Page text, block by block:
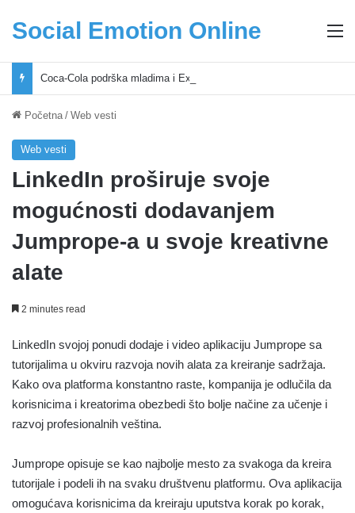
Social Emotion Online
Početna / Web vesti
Web vesti
LinkedIn proširuje svoje
mogućnosti dodavanjem
Jumprope-a u svoje kreativne
alate
2 minutes read
LinkedIn svojoj ponudi dodaje i video aplikaciju Jumprope sa
tutorijalima u okviru razvoja novih alata za kreiranje sadržaja.
Kako ova platforma konstantno raste, kompanija je odlučila da
korisnicima i kreatorima obezbedi što bolje načine za učenje i
razvoj profesionalnih veština.
Jumprope opisuje se kao najbolje mesto za svakoga da kreira
tutorijale i podeli ih na svaku društvenu platformu. Ova aplikacija
omogućava korisnicima da kreiraju uputstva korak po korak,